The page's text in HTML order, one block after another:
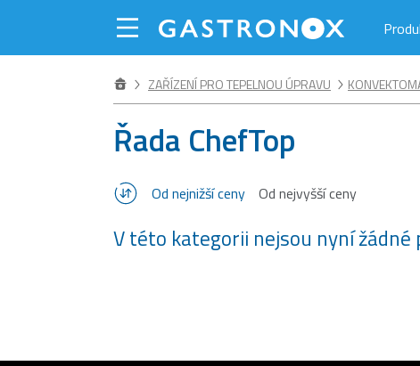
ZAŘÍZENÍ PRO TEPELNOU ÚPRAVU
Řada ChefTop
Od nejnižší ceny Od nejvyšší ceny
V této kategorii nejsou nyní žádné